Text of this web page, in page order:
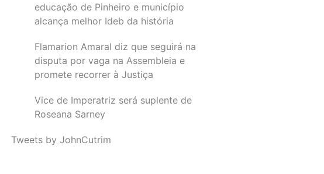
educação de Pinheiro e município
alcança melhor Ideb da história
Flamarion Amaral diz que seguirá na
disputa por vaga na Assembleia e
promete recorrer à Justiça
Vice de Imperatriz será suplente de
Roseana Sarney
Tweets by JohnCutrim